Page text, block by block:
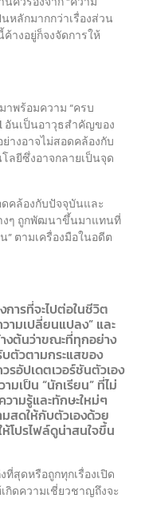
หลักมากกว่าเรื่องส่วน
างอยู่ก็จงจัดการให้
พร้อมความ “ครบ
อันเป็นอาวุธสำคัญของ
างอาจไม่สอดคล้องกับ
ลยีซึ่งอาจกลายเป็นจุด
คล้องกับปัจจุบันและ
งๆ ถูกพัฒนาขึ้นมาแทนที่
” ตามเครื่องมือในอดีต
ารที่จะไปต่อในชีวิต
ามเปลี่ยนแปลง” และ
งต้นว่าขณะที่ทุกอย่าง
บตัวตามกระแสของ
อัปเดตเวอร์ชันตัวเอง
มเป็น “นักเรียน” ที่ไม่
ามรู้และทักษะใหม่ๆ
มสดให้กับตัวเองด้วย
โปรไฟล์ดูน่าสนใจขึ้น
ที่สุดหรือถูกทุกเรื่องเปิด
กิดความเชี่ยวชาญถึงจะ